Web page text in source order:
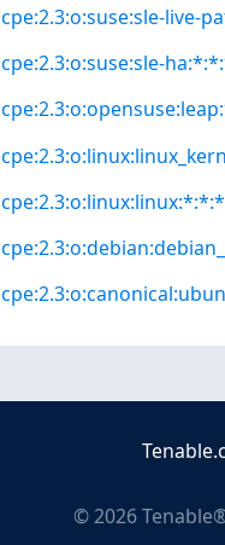
cpe:2.3:o:suse:sle-live-
cpe:2.3:o:suse:sle-
©2026